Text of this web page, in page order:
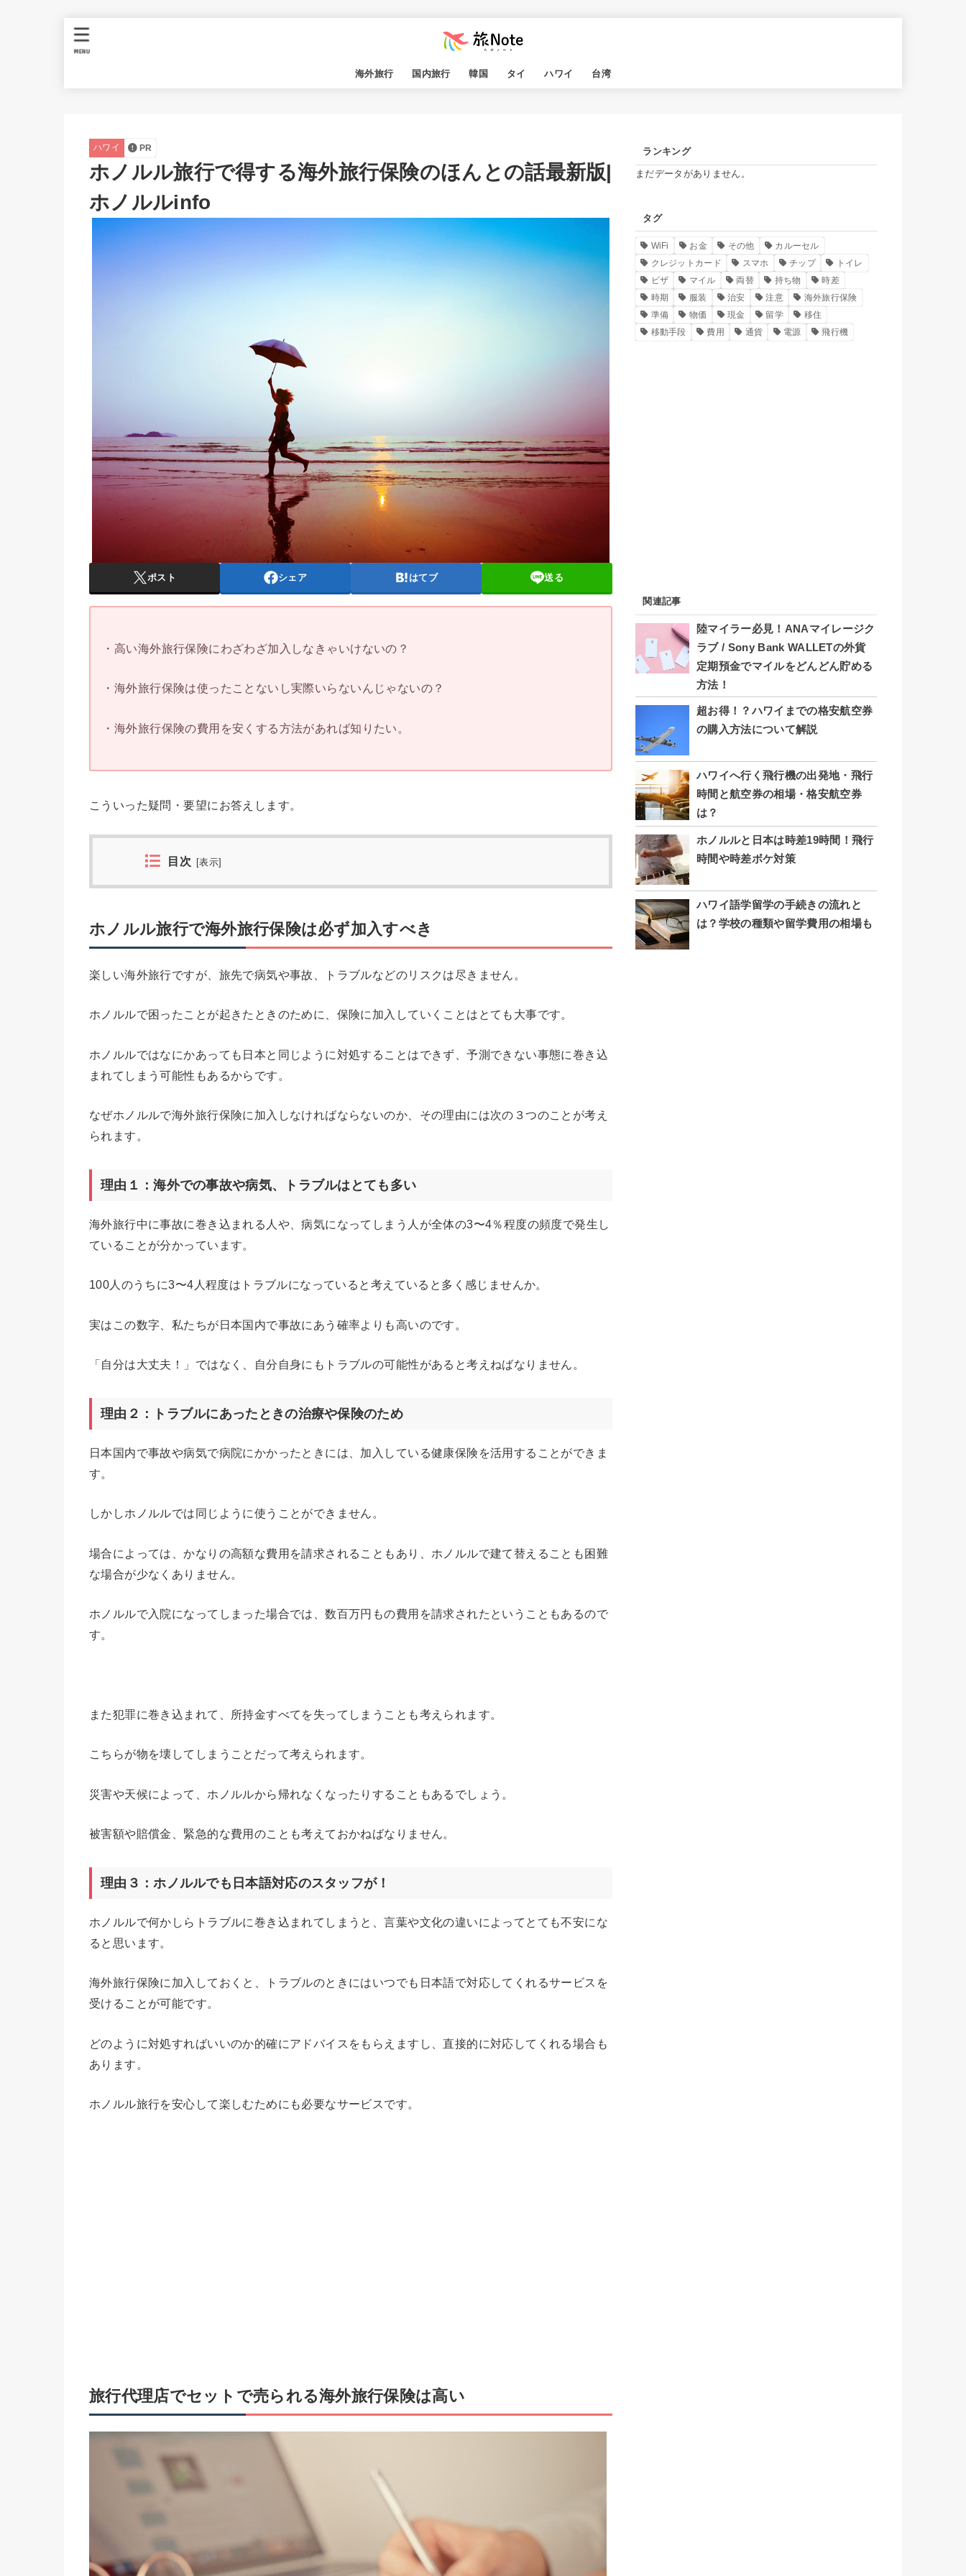
海外旅行 国内旅行 韓国 タイ ハワイ 台湾
MENU
ハワイ PR
ホノルル旅行で得する海外旅行保険のほんとの話最新版|
ホノルルinfo
ポスト シェア はてブ 送る
・高い海外旅行保険にわざわざ加入しなきゃいけないの？
・海外旅行保険は使ったことないし実際いらないんじゃないの？
・海外旅行保険の費用を安くする方法があれば知りたい。
こういった疑問・要望にお答えします。
目次 [表示
ホノルル旅行で海外旅行保険は必ず加入すべき
楽しい海外旅行ですが、旅先で病気や事故、トラブルなどのリスクは尽きません。
ホノルルで困ったことが起きたときのために、保険に加入していくことはとても大事です。
ホノルルではなにかあっても日本と同じように対処することはできず、予測できない事態に巻き込
まれてしまう可能性もあるからです。
なぜホノルルで海外旅行保険に加入しなければならないのか、その理由には次の３つのことが考え
られます。
理由１：海外での事故や病気、トラブルはとても多い
海外旅行中に事故に巻き込まれる人や、病気になってしまう人が全体の3〜4％程度の頻度で発生し
ていることが分かっています。
100人のうちに3〜4人程度はトラブルになっていると考えていると多く感じませんか。
実はこの数字、私たちが日本国内で事故にあう確率よりも高いのです。
「自分は大丈夫！」ではなく、自分自身にもトラブルの可能性があると考えねばなりません。
理由２：トラブルにあったときの治療や保険のため
日本国内で事故や病気で病院にかかったときには、加入している健康保険を活用することができま
す。
しかしホノルルでは同じように使うことができません。
場合によっては、かなりの高額な費用を請求されることもあり、ホノルルで建て替えることも困難
な場合が少なくありません。
ホノルルで入院になってしまった場合では、数百万円もの費用を請求されたということもあるので
す。
また犯罪に巻き込まれて、所持金すべてを失ってしまうことも考えられます。
こちらが物を壊してしまうことだって考えられます。
災害や天候によって、ホノルルから帰れなくなったりすることもあるでしょう。
被害額や賠償金、緊急的な費用のことも考えておかねばなりません。
理由３：ホノルルでも日本語対応のスタッフが！
ホノルルで何かしらトラブルに巻き込まれてしまうと、言葉や文化の違いによってとても不安にな
ると思います。
海外旅行保険に加入しておくと、トラブルのときにはいつでも日本語で対応してくれるサービスを
受けることが可能です。
どのように対処すればいいのか的確にアドバイスをもらえますし、直接的に対応してくれる場合も
あります。
ホノルル旅行を安心して楽しむためにも必要なサービスです。
旅行代理店でセットで売られる海外旅行保険は高い
ランキング
まだデータがありません。
タグ
WiFi お金 その他
カルーセル
クレジットカード
スマホ チップ
トイレ
ビザ
マイル 両替 持ち物
時差
時期
服装 治安 注意
海外旅行保険
準備
物価 現金 留学
移住
移動手段
費用 通貨 電源 飛行機
関連記事
陸マイラー必見！ANAマイレージク
ラブ / Sony Bank WALLETの外貨
定期預金でマイルをどんどん貯める
方法！
超お得！？ハワイまでの格安航空券
の購入方法について解説
ハワイへ行く飛行機の出発地・飛行
時間と航空券の相場・格安航空券
は？
ホノルルと日本は時差19時間！飛行
時間や時差ボケ対策
ハワイ語学留学の手続きの流れと
は？学校の種類や留学費用の相場も